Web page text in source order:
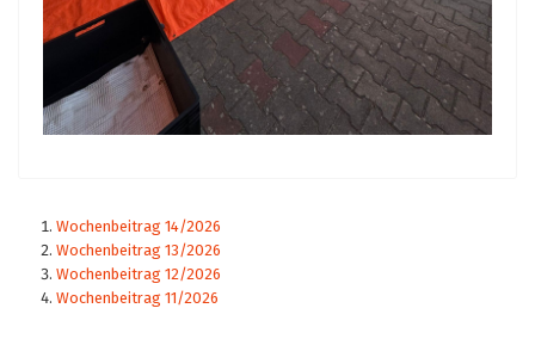
Wochenbeitrag 14/2026
Wochenbeitrag 13/2026
Wochenbeitrag 12/2026
Wochenbeitrag 11/2026